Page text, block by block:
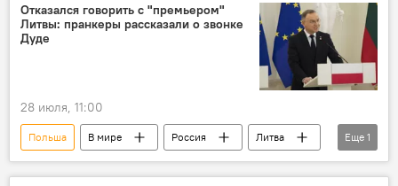
Отказался говорить с "премьером"
Литвы: пранкеры рассказали о звонке
Дуде
28 июля, 11:00
Польша В мире Россия
Литва
Политика
Еще 1